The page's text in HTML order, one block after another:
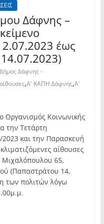
Δάφνης –
έως
Δήμος Δάφνης -
,Α' ΚΑΠΗ Δάφνης,Α'
Οργανισμός Κοινωνικής
την Τετάρτη
και την Παρασκευή
αίθουσες
65,
(Παπαστράτου 14,
των πολιτών λόγω